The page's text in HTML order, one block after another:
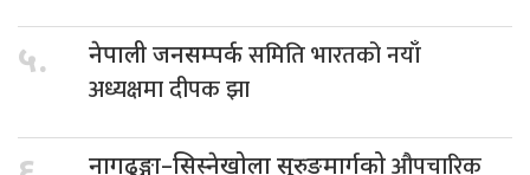
५. नेपाली जनसम्पर्कसमिति भारतको नयाँ
अध्यक्षमा दीपक झा
नागढुङ्गा–सिस्नेखोला सुरुङमार्गकोऔपचारिक